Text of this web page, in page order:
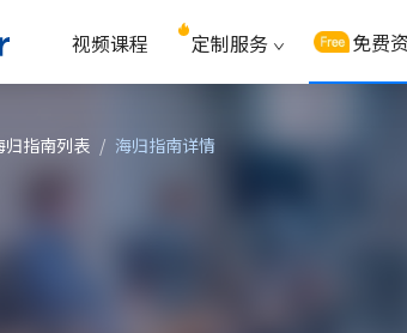
视频课程 定制服务 免费
归指南列表 / 海归指南详情